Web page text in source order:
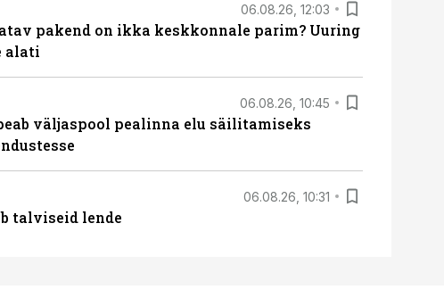
06.08.26, 12:03
pakend on ikka keskkonnale parim? Uuring
alati
06.08.26, 10:45
väljaspool pealinna elu säilitamiseks
06.08.26, 10:31
talviseid lende